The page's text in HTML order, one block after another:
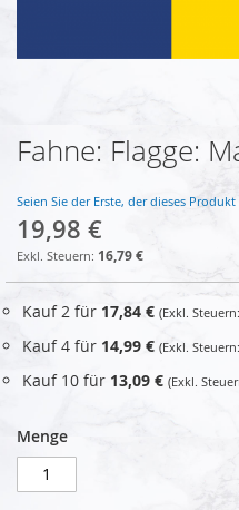
Zum
Anfang
Bildgalerie
springen
Fahne: Flagge:
Seien Sie der Erste, der dieses
19,98 €
16,79 €
Kauf 2 für 17,84 €
Kauf 4 für 14,99 €
Kauf 10 für 13,09 €
Menge